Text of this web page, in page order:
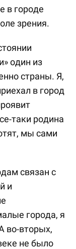
в городе
зрения.
один из
страны. Я,
в город
таки родина
мы сами
связан с
и
города, я
во-вторых,
не было